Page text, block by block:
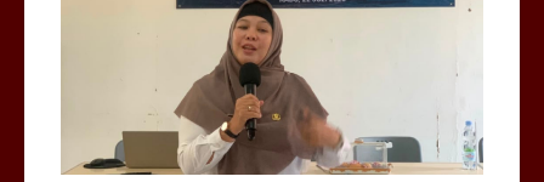
Bina Karakter di Hari Pertama Masuk
Sekolah
0 2 min